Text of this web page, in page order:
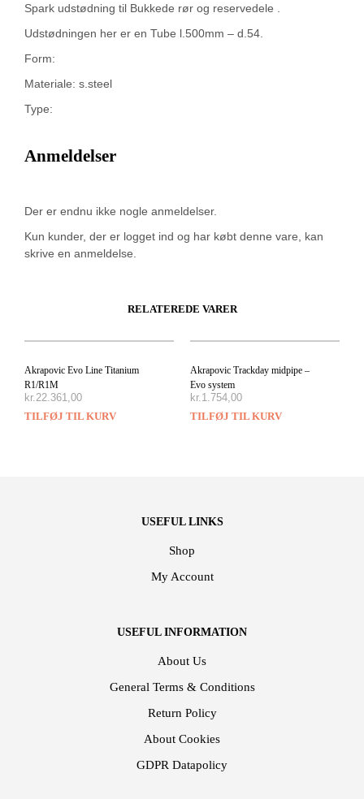
Spark udstødning til Bukkede rør og reservedele .
Udstødningen her er en Tube l.500mm – d.54.
Form:
Materiale: s.steel
Type:
Anmeldelser
Der er endnu ikke nogle anmeldelser.
Kun kunder, der er logget ind og har købt denne vare, kan
skrive en anmeldelse.
RELATEREDE VARER
Akrapovic Evo Line Titanium
R1/R1M
kr.22.361,00
TILFØJ TIL KURV
Akrapovic Trackday midpipe –
Evo system
kr.1.754,00
TILFØJ TIL KURV
USEFUL LINKS
Shop
My Account
USEFUL INFORMATION
About Us
General Terms & Conditions
Return Policy
About Cookies
GDPR Datapolicy